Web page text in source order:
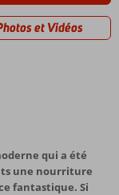
et Vidéos
qui a été
une nourriture
fantastique. Si